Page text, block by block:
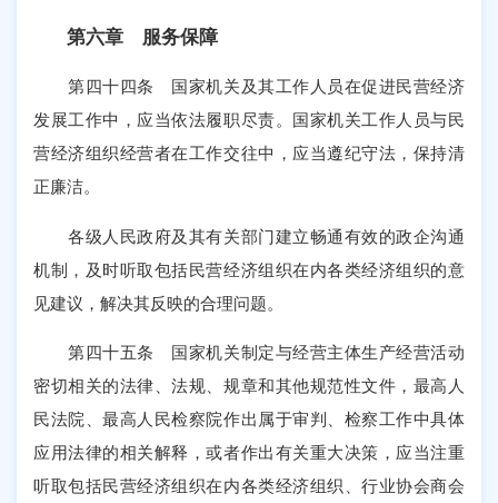
第六章 服务保障
第四十四条 国家机关及其工作人员在促进民营经济
发展工作中，应当依法履职尽责。国家机关工作人员与民
营经济组织经营者在工作交往中，应当遵纪守法，保持清
正廉洁。
各级人民政府及其有关部门建立畅通有效的政企沟通
机制，及时听取包括民营经济组织在内各类经济组织的意
见建议，解决其反映的合理问题。
第四十五条 国家机关制定与经营主体生产经营活动
密切相关的法律、法规、规章和其他规范性文件，最高人
民法院、最高人民检察院作出属于审判、检察工作中具体
应用法律的相关解释，或者作出有关重大决策，应当注重
听取包括民营经济组织在内各类经济组织、行业协会商会